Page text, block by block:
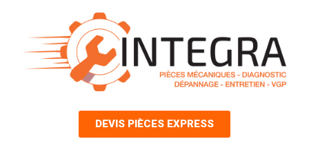
contenu
DEVIS PIÈCES EXPRESS